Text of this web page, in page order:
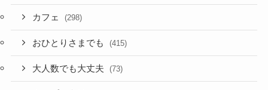
カフェ (298)
おひとりさまでも (415)
大人数でも大丈夫 (73)